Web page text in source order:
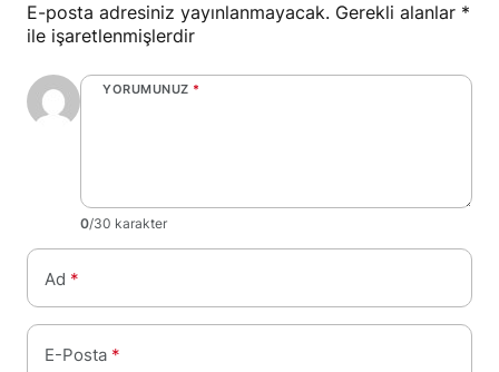
E-posta adresiniz yayınlanmayacak. Gerekli alanlar *
ile işaretlenmişlerdir
YORUMUNUZ *
0/30 karakter
Ad *
E-Posta *